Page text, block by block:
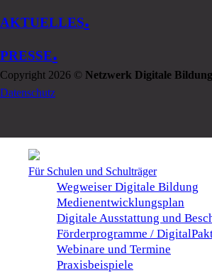
AKTUELLES.
PRESSE.
Copyright 2026 © Netzwerk Digitale Bildung
Datenschutz
Für Schulen und Schulträger
Wegweiser Digitale Bildung
Medienentwicklungsplan
Digitale Ausstattung und
Förderprogramme /
Webinare und Termine
Praxisbeispiele